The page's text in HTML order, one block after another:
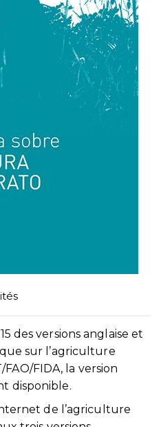
des versions anglaise et
sur l’agriculture
FIDA, la version
disponible.
de l’agriculture